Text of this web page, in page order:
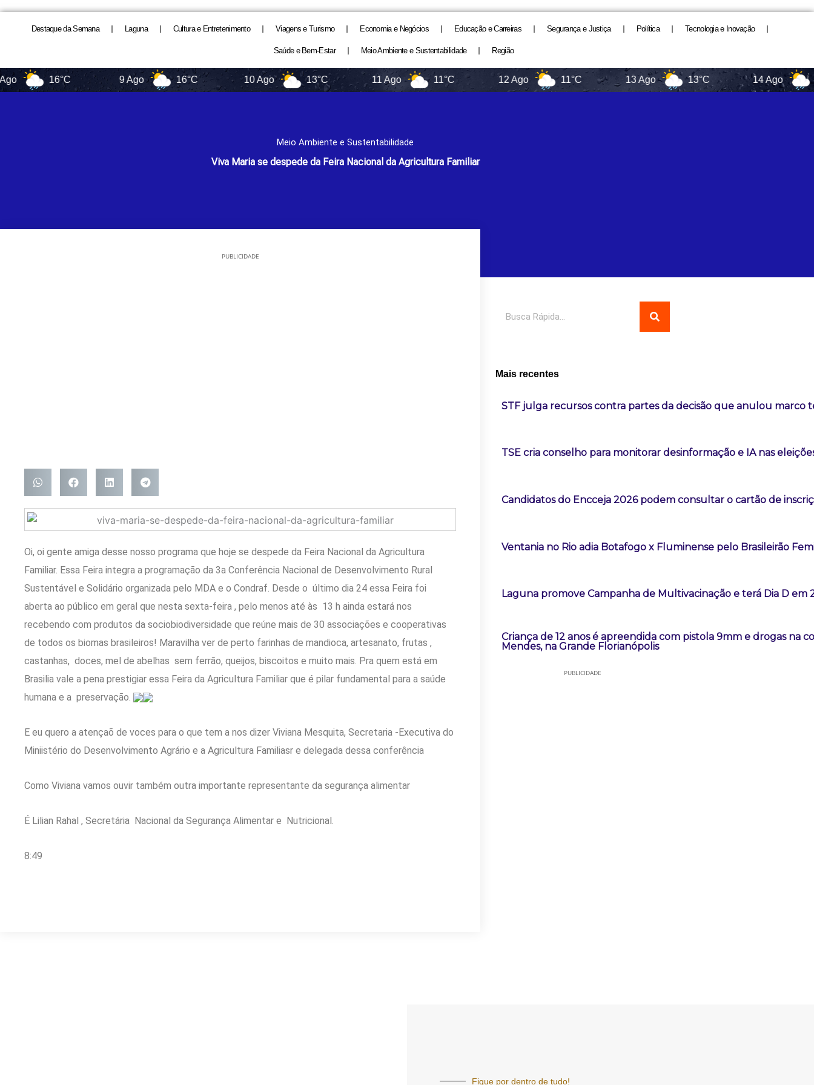
Destaque da Semana Laguna Cultura e Entretenimento Viagens e Turismo Economia e Negócios Educação e Carreiras Segurança e Justiça Política Tecnologia e Inovação
Saúde e Bem-Estar Meio Ambiente e Sustentabilidade Região
16°C 9 Ago 16°C 10 Ago 13°C 11 Ago 11°C 12 Ago 11°C 13 Ago 13°C 14 Ago
Meio Ambiente e Sustentabilidade
Viva Maria se despede da Feira Nacional da Agricultura Familiar
PUBLICIDADE
Oi, oi gente amiga desse nosso programa que hoje se despede da Feira Nacional da Agricultura
Familiar. Essa Feira integra a programação da 3a Conferência Nacional de Desenvolvimento Rural
Sustentável e Solidário organizada pelo MDA e o Condraf. Desde o último dia 24 essa Feira foi
aberta ao público em geral que nesta sexta-feira , pelo menos até às 13 h ainda estará nos
recebendo com produtos da sociobiodiversidade que reúne mais de 30 associações e cooperativas
de todos os biomas brasileiros! Maravilha ver de perto farinhas de mandioca, artesanato, frutas ,
castanhas, doces, mel de abelhas sem ferrão, queijos, biscoitos e muito mais. Pra quem está em
Brasilia vale a pena prestigiar essa Feira da Agricultura Familiar que é pilar fundamental para a saúde
humana e a preservação.
E eu quero a atençaõ de voces para o que tem a nos dizer Viviana Mesquita, Secretaria -Executiva do
Miniistério do Desenvolvimento Agrário e a Agricultura Familiasr e delegada dessa conferência
Como Viviana vamos ouvir também outra importante representante da segurança alimentar
É Lilian Rahal , Secretária Nacional da Segurança Alimentar e Nutricional.
8:49
Mais recentes
STF julga recursos contra partes da decisão que anulou marco
TSE cria conselho para monitorar desinformação e IA nas
Candidatos do Encceja 2026 podem consultar o cartão de
Ventania no Rio adia Botafogo x Fluminense pelo Brasileirão
Laguna promove Campanha de Multivacinação e terá Dia D em
Criança de 12 anos é apreendida com pistola 9mm e drogas na
Mendes, na Grande Florianópolis
PUBLICIDADE
Fique por dentro de tudo!